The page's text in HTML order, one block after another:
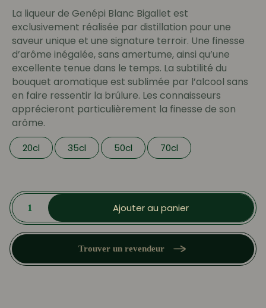
13.00 €
à
34.50 €
La liqueur de Genépi Blanc Bigallet est
exclusivement réalisée par distillation pour une
saveur unique et une signature terroir. Une finesse
d’arôme inégalée, sans amertume, ainsi qu’une
excellente tenue dans le temps. La subtilité du
bouquet aromatique est sublimée par l’alcool sans
en faire ressentir la brûlure. Les connaisseurs
apprécieront particulièrement la finesse de son
arôme.
20cl 35cl 50cl 70cl
quantité
de
Genépi
Blanc
Ajouter au panier
Trouver un revendeur